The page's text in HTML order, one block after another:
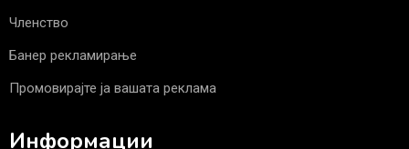
Членство
Банер рекламирање
Промовирајте ја вашата реклама
Информации